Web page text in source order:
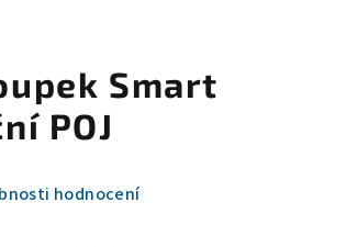
Smart
POJ
hodnocení